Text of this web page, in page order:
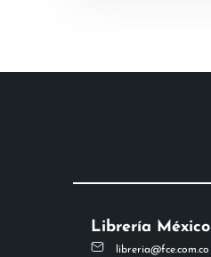
Librería México
libreria@fce.com.co